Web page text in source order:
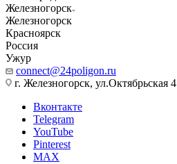
Железногорск
Железногорск
Красноярск
Россия
Ужур
connect@24poligon.ru
г. Железногорск, ул.Октябрьская 4
Вконтакте
Telegram
YouTube
Pinterest
MAX